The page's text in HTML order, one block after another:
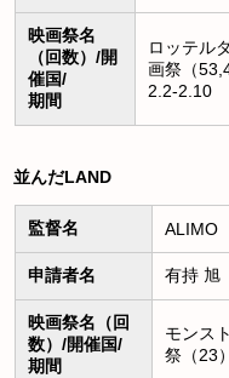
映画祭名
（回数）/開
催国/
期間
ロッテル
画祭（
2.2-2.10
並んだLAND
監督名 ALIMO
申請者名 有持 旭
映画祭名（回
数）/開催国/
期間
モンス
祭（23